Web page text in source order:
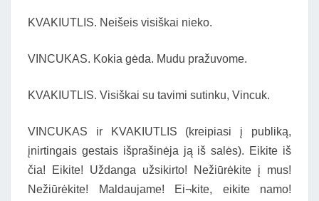
KVAKIUTLIS. Neišeis visiškai nieko.
VINCUKAS. Kokia gėda. Mudu pražuvome.
KVAKIUTLIS. Visiškai su tavimi sutinku, Vincuk.
VINCUKAS ir KVAKIUTLIS (kreipiasi į publiką,
įnirtingais gestais išprašinėja ją iš salės). Eikite iš
čia! Eikite! Uždanga užsikirto! Nežiūrėkite į mus!
Nežiūrėkite! Maldaujame! Ei¬kite, eikite namo!